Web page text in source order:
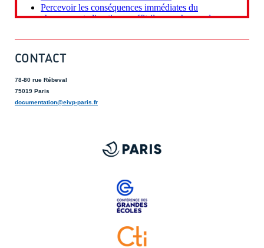
CONTACT
78-80 rue Rébeval
75019 Paris
documentation@eivp-paris.fr